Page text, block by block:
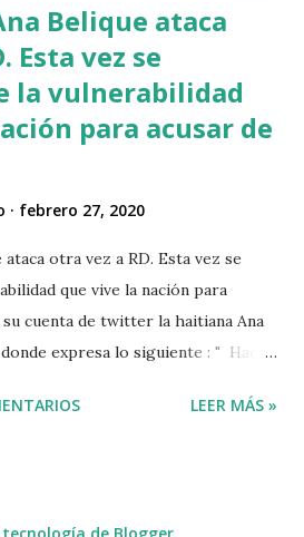
Belique ataca
Esta vez se
la vulnerabilidad
para acusar de
febrero 27, 2020
otra vez a RD. Esta vez se
que vive la nación para
cuenta de twitter la haitiana Ana
expresa lo siguiente : " Hace
básicos, derechos
LEER MÁS »